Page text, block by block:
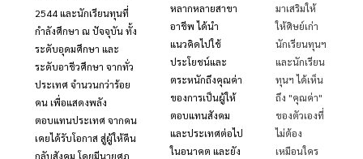
2544 และนักเรียนทุนที่
กำลังศึกษา ณ ปัจจุบัน ทั้ง
ระดับอุดมศึกษา และ
ระดับอาชีวศึกษา จากทั่ว
ประเทศ จำนวนกว่าร้อย
คน เพื่อแสดงพลัง
ตอบแทนประเทศ จากคน
เคยได้รับโอกาส สู่ผู้ให้คืน
กลับสังคม โดยมีนายศุภ
หลากหลายสาขา
อาชีพ ได้นำ
แนวคิดไปใช้
ประโยชน์และ
ตระหนักถึงคุณค่า
ของการเป็นผู้ให้
ตอบแทนสังคม
และประเทศต่อไป
ในอนาคต และยัง
มาเสริมให้
ให้ศิษย์เก่า
นักเรียนทุนฯ
และนักเรียน
ทุนฯ ได้เห็น
ถึง "คุณค่า"
ของตัวเองที่
ไม่ต้อง
เหมือนใคร